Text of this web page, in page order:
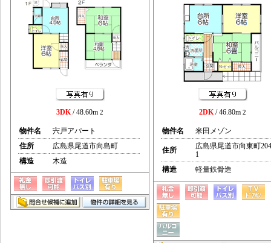
3DK/ 48.60m 2
物件名
宍戸アパート
住所
広島県尾道市向島町
構造
木造
2DK/ 46.80m 2
物件名 米田メゾン
住所
広島県尾道市向東町
1
構造
軽量鉄骨造